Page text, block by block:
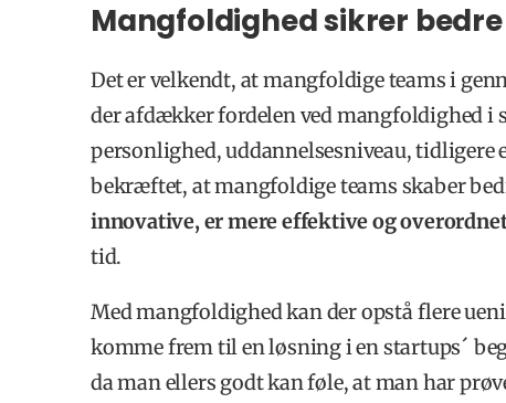
Mangfoldighed sikrer
Det er velkendt, at mangfoldige teams i
der afdækker fordelen ved mangfoldighed
personlighed, uddannelsesniveau, tidligere
bekræftet, at mangfoldige teams skaber
innovative, er mere effektive og
tid.
Med mangfoldighed kan der opstå flere
komme frem til en løsning i en startups´
da man ellers godt kan føle, at man har